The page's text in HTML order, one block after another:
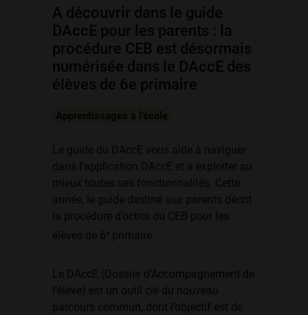
A découvrir dans le guide
DAccE pour les parents : la
procédure CEB est désormais
numérisée dans le DAccE des
élèves de 6e primaire
Apprentissages à l'école
Le guide du DAccE vous aide à naviguer
dans l’application DAccE et à exploiter au
mieux toutes ses fonctionnalités. Cette
année, le guide destiné aux parents décrit
la procédure d’octroi du CEB pour les
élèves de 6e primaire.
Le DAccE (Dossier d’Accompagnement de
l’élève) est un outil clé du nouveau
parcours commun, dont l’objectif est de